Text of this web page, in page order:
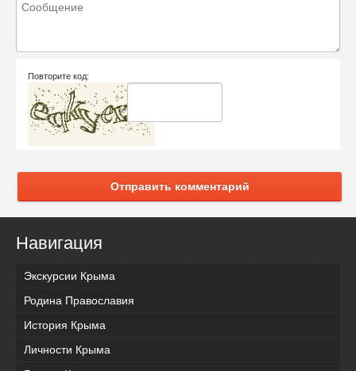
Повторите код:
Отправить комментарий
Навигация
Экскурсии Крыма
Родина Православия
История Крыма
Личности Крыма